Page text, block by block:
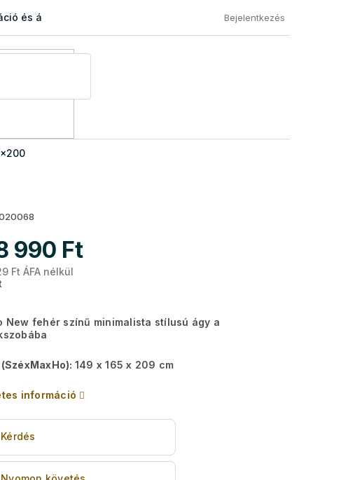
és áru visszaküldése Általános Szerződési Feltételek
Bejelentkezés
990 Ft
Ft ÁFA nélkül
New fehér színű minimalista stílusú ágy a
149 x 165 x 209 cm
információ
Kérdés